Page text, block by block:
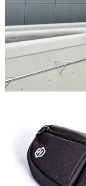
※ 請注意：結帳手續完成
購買商品的店家。未經商
後付繳納相關費用。
※ 交易是否成功請以「
是否繳費成功／繳費後需取
客戶支援中心」https://
【注意事項】
１．透過由恩沛科技股份有
易，需依本服務之必要範
３．未成年的使用者請事
「AFTEE先享後付」，若
４．使用「AFTEE先享後
時審查核予不同之上限額
請求用戶進行身份認證。
５．嚴禁一人註冊多個帳
萊爾富取貨付款
每筆NT$60，滿
付款後萊爾富取貨
每筆NT$60，滿
7-11取貨付款
每筆NT$60，滿
每筆NT$70，滿NT$799(